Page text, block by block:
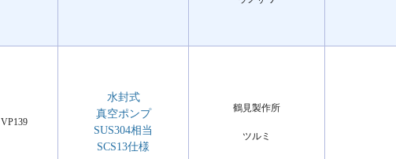
VP139
水封式
真空ポンプ
SUS304相当
SCS13仕様
鶴見製作所
ツルミ